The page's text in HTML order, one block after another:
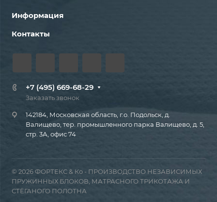
Информация
Контакты
+7 (495) 669-68-29
Заказать звонок
142184, Московская область, г.о. Подольск, д.
Валищево, тер. промышленного парка Валищево, д. 5,
стр. 3А, офис 74
© 2026 ФОРТЕКС & Ко - ПРОИЗВОДСТВО НЕЗАВИСИМЫХ
ПРУЖИННЫХ БЛОКОВ, МАТРАСНОГО ТРИКОТАЖА И
СТЁГАНОГО ПОЛОТНА